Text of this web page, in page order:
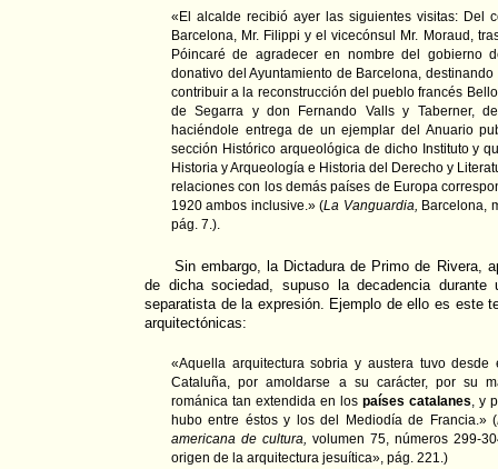
«El alcalde recibió ayer las siguientes visitas: Del
Barcelona, Mr. Filippi y el vicecónsul Mr. Moraud,
Póincaré de agradecer en nombre del gobierno
donativo del Ayuntamiento de Barcelona,
contribuir a la reconstrucción del pueblo francés
de Segarra y don Fernando Valls y Taberner,
haciéndole entrega de un ejemplar del Anuario
sección Histórico arqueológica de dicho Instituto y
Historia y Arqueología e Historia del Derecho y
relaciones con los demás países de Europa
1920 ambos inclusive.» (La Vanguardia, Barcelona,
pág. 7.).
Sin embargo, la Dictadura de Primo de Rivera,
de dicha sociedad, supuso la decadencia
separatista de la expresión. Ejemplo de ello es este
arquitectónicas:
«Aquella arquitectura sobria y austera tuvo
Cataluña, por amoldarse a su carácter, por su
románica tan extendida en los países catalanes, y
hubo entre éstos y los del Mediodía de Francia.» (
americana de cultura, volumen 75, números 299-
origen de la arquitectura jesuítica», pág. 221.)